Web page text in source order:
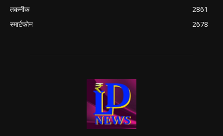
तकनीक
2861
स्मार्टफोन
2678